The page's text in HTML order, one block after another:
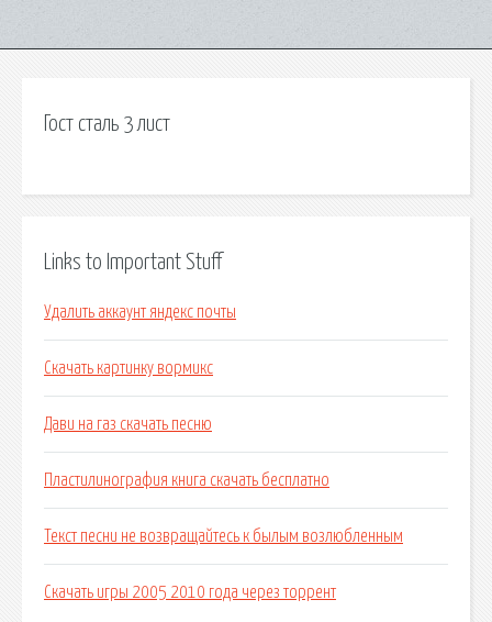
Гост сталь 3 лист
Links to Important Stuff
Удалить аккаунт яндекс почты
Скачать картинку вормикс
Дави на газ скачать песню
Пластилинография книга скачать бесплатно
Текст песни не возвращайтесь к былым возлюбленным
Скачать игры 2005 2010 года через торрент